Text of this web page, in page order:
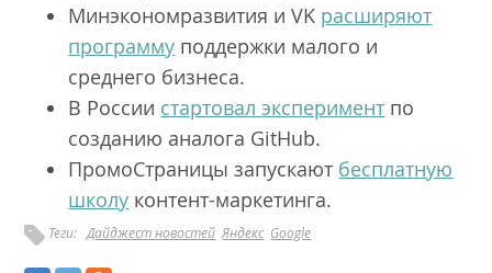
Минэкономразвития и VK расширяют
программу поддержки малого и
среднего бизнеса.
В России стартовал эксперимент по
созданию аналога GitHub.
ПромоСтраницы запускают бесплатную
школу контент-маркетинга.
Теги: Дайджест новостей Яндекс Google